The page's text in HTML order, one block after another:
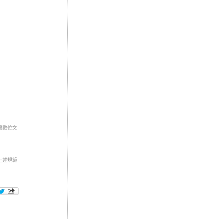
數位文
述規範